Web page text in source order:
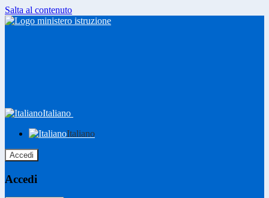
Salta al contenuto
Italiano
Italiano
Accedi
Accedi